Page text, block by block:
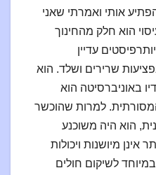
אותי ואמרתי שאני
הוא חלק מהחינוך
עדיין
שרירים ושלד. הוא
באוניברסיטה הוא
למרות שהוכשר
הוא היה משוכנע
אינן מיושנות ויכולות
לשיקום חולים